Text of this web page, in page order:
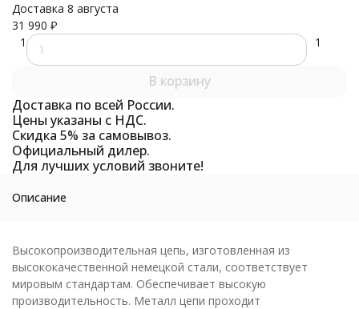
Доставка 8 августа
31 990 ₽
1
1
В корзину
Доставка по всей России.
Цены указаны с НДС.
Скидка 5% за самовывоз.
Официальный дилер.
Для лучших условий звоните!
Описание
Высокопроизводительная цепь, изготовленная из
высококачественной немецкой стали, соответствует
мировым стандартам. Обеспечивает высокую
производительность. Металл цепи проходит